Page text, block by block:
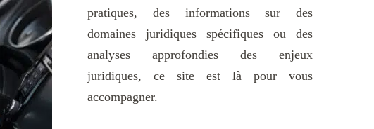
pratiques, des informations sur des
domaines juridiques spécifiques ou des
analyses approfondies des enjeux
juridiques, ce site est là pour vous
accompagner.